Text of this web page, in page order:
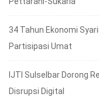
34 Tahun Ekonomi
Partisipasi Umat
IJTI Sulselbar Dorong
Disrupsi Digital